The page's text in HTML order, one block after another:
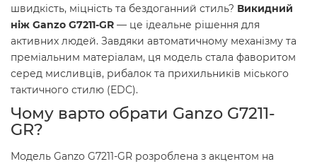
швидкість, міцність та бездоганний стиль? Викидний
ніж Ganzo G7211-GR — це ідеальне рішення для
активних людей. Завдяки автоматичному механізму та
преміальним матеріалам, ця модель стала фаворитом
серед мисливців, рибалок та прихильників міського
тактичного стилю (EDC).
Чому варто обрати Ganzo G7211-
GR?
Модель Ganzo G7211-GR розроблена з акцентом на